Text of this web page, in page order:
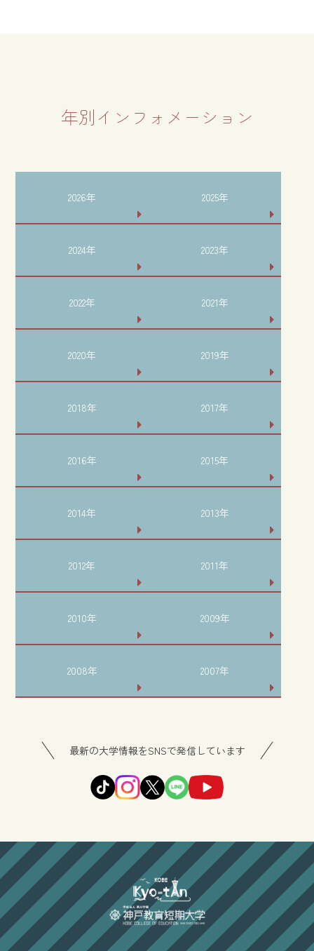
年別インフォメーション
2026年 2025年
2024年 2023年
2022年 2021年
2020年 2019年
2018年 2017年
2016年 2015年
2014年 2013年
2012年 2011年
2010年 2009年
2008年 2007年
最新の大学情報をSNSで発信しています